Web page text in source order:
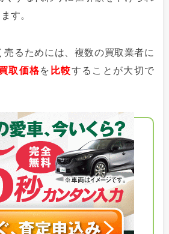
す。
売るためには、複数の買取業者に
取価格を 比較することが大切で